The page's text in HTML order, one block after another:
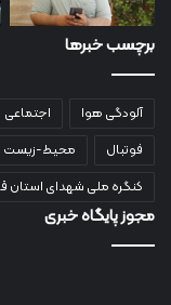
برچسب خبرها
آلودگی هوا اجتماعی
فوتبال
محیط-زیست
کنگره ملی شهدای استان
مجوز پایگاه خبری